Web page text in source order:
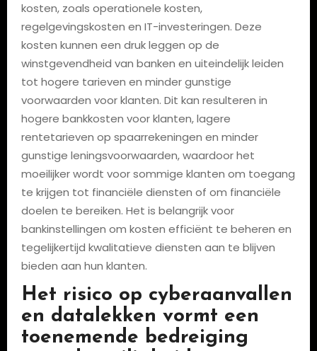
kosten, zoals operationele kosten,
regelgevingskosten en IT-investeringen. Deze
kosten kunnen een druk leggen op de
winstgevendheid van banken en uiteindelijk leiden
tot hogere tarieven en minder gunstige
voorwaarden voor klanten. Dit kan resulteren in
hogere bankkosten voor klanten, lagere
rentetarieven op spaarrekeningen en minder
gunstige leningsvoorwaarden, waardoor het
moeilijker wordt voor sommige klanten om toegang
te krijgen tot financiële diensten of om financiële
doelen te bereiken. Het is belangrijk voor
bankinstellingen om kosten efficiënt te beheren en
tegelijkertijd kwalitatieve diensten aan te blijven
bieden aan hun klanten.
Het risico op cyberaanvallen
en datalekken vormt een
toenemende bedreiging